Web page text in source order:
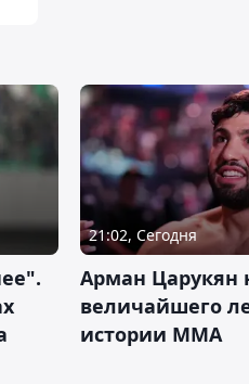
21:02, Сегодня
Арман Царукян
величайшего
истории ММА